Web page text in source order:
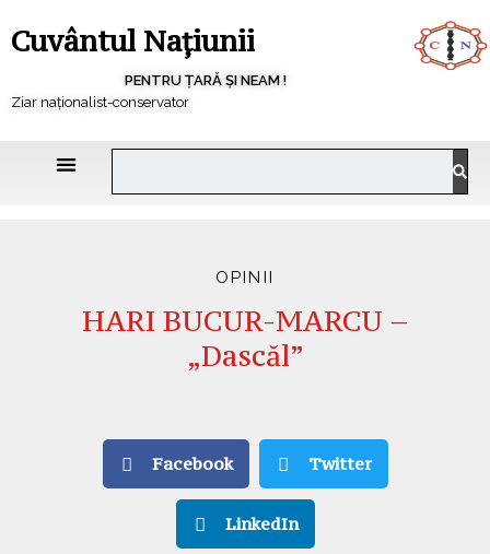
Cuvântul Națiunii
PENTRU ȚARĂ ȘI NEAM !
Ziar naționalist-conservator
OPINII
HARI BUCUR-MARCU –
„Dascăl”
Facebook Twitter
LinkedIn